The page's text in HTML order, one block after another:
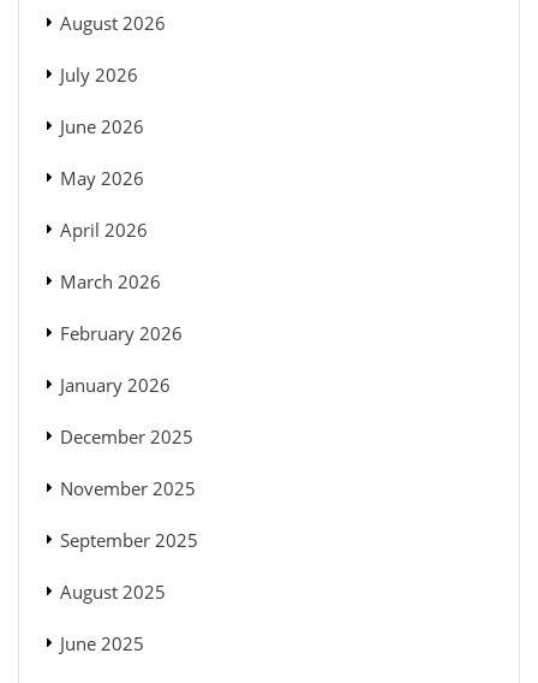
August 2026
July 2026
June 2026
May 2026
April 2026
March 2026
February 2026
January 2026
December 2025
November 2025
September 2025
August 2025
June 2025